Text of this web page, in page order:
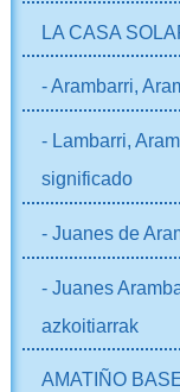
LA CASA
- Arambarri,
- Lambarri,
significado
- Juanes de
- Juanes
azkoitiarrak
AMATIÑO